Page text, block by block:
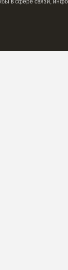
в сфере связи,